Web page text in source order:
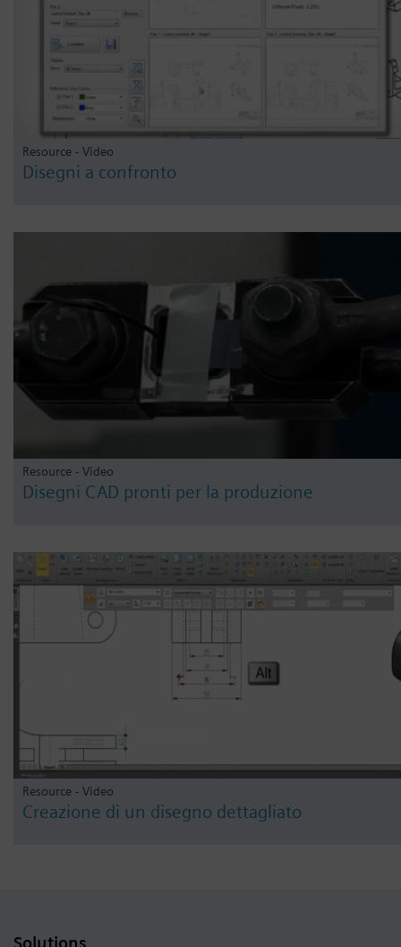
Resource - Video
Disegni a confronto
Resource - Video
Disegni CAD pronti per la produzione
Resource - Video
Creazione di un disegno dettagliato